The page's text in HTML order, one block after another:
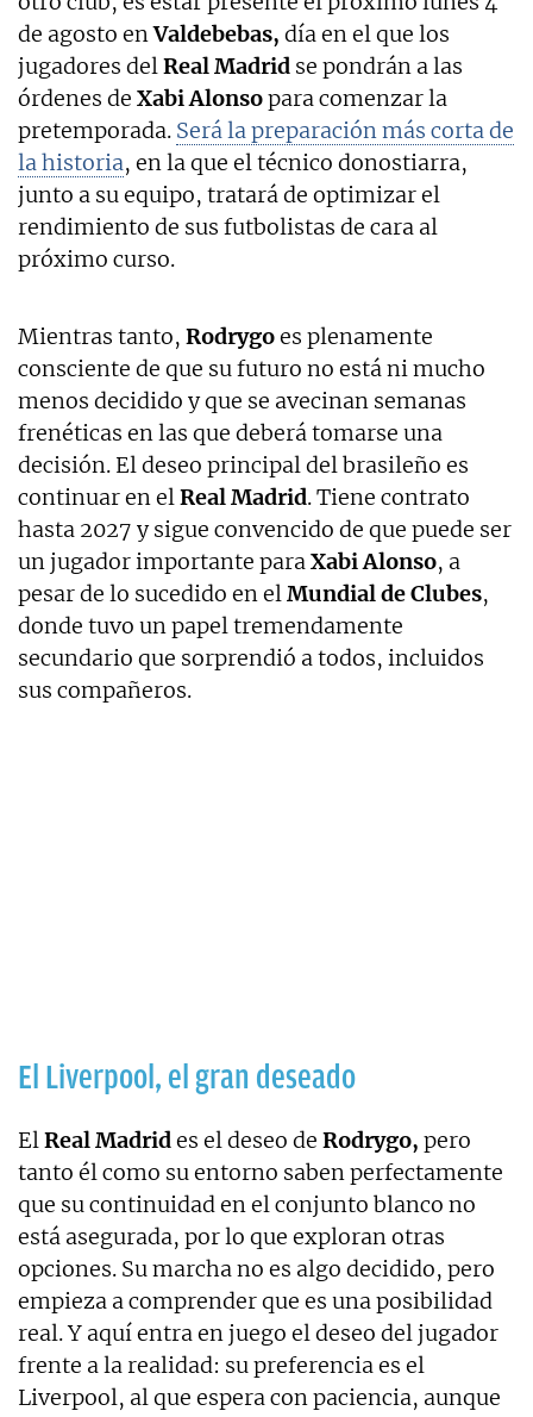
de agosto enValdebebas, día en el que los
jugadores delReal Madrid se pondrán a las
órdenes de Xabi Alonsopara comenzar la
pretemporada. Será la preparación más corta de
la historia, en la que el técnico donostiarra,
junto a su equipo, tratará de optimizar el
rendimiento de sus futbolistas de cara al
próximo curso.
Mientras tanto, Rodrygoes plenamente
consciente de que su futuro no está ni mucho
menos decidido y que se avecinan semanas
frenéticas en las que deberá tomarse una
decisión. El deseo principal del brasileño es
continuar en elReal Madrid. Tiene contrato
hasta 2027 y sigue convencido de que puede ser
un jugador importante paraXabi Alonso, a
pesar de lo sucedido en elMundial de Clubes,
donde tuvo un papel tremendamente
secundario que sorprendió a todos, incluidos
sus compañeros.
El Liverpool, el gran deseado
ElReal Madrides el deseo de Rodrygo, pero
tanto él como su entorno saben perfectamente
que su continuidad en el conjunto blanco no
está asegurada, por lo que exploran otras
opciones. Su marcha no es algo decidido, pero
empieza a comprender que es una posibilidad
real. Y aquí entra en juego el deseo del jugador
frente a la realidad: su preferencia es el
Liverpool, al que espera con paciencia, aunque